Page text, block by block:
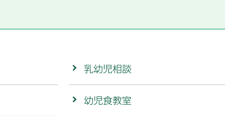
乳幼児相談
幼児食教室